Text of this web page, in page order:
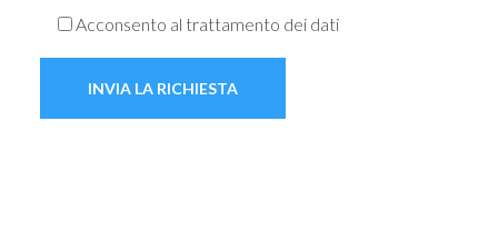
Acconsento al trattamento dei dati